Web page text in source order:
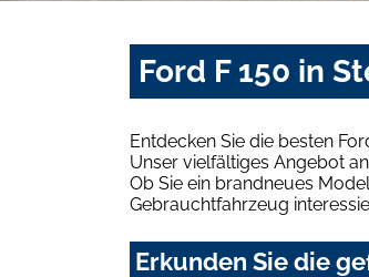
Ford F 150 in
Entdecken Sie die besten
Unser vielfältiges Angebot
Ob Sie ein brandneues
Gebrauchtfahrzeug
Erkunden Sie die